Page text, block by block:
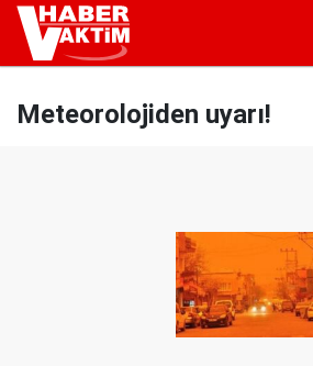
Meteorolojiden uyarı!